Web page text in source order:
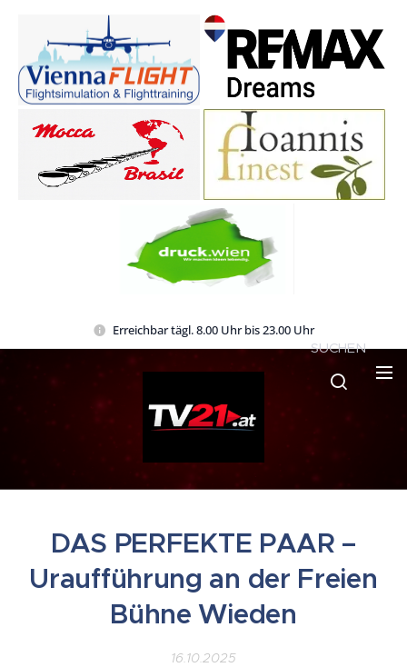
Erreichbar tägl. 8.00 Uhr bis 23.00 Uhr
SUCHEN
DAS PERFEKTE PAAR –
Uraufführung an der Freien
Bühne Wieden
16.10.2025